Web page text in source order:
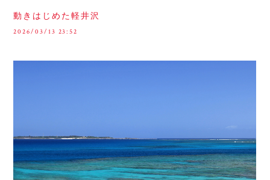
動きはじめた軽井沢
2026/03/13 23:52